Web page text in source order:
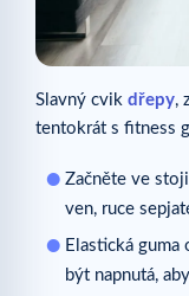
Slavný cvik dřepy,
tentokrát s fitness
Začněte ve
ven, ruce
Elastická guma
být napnutá,